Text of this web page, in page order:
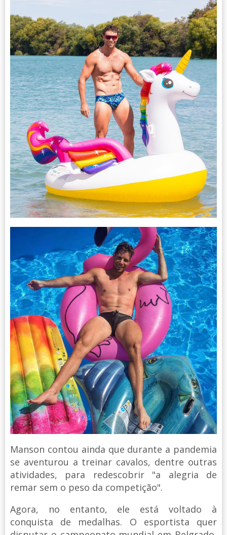
Manson contou ainda que durante a pandemia
se aventurou a treinar cavalos, dentre outras
atividades, para redescobrir "a alegria de
remar sem o peso da competição".
Agora, no entanto, ele está voltado à
conquista de medalhas. O esportista quer